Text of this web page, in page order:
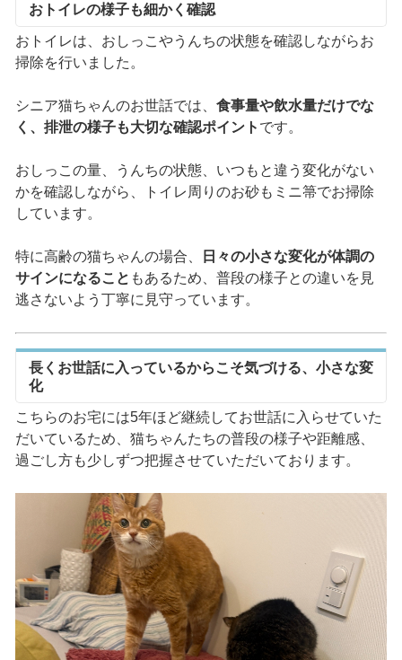
おトイレの様子も細かく確認
おトイレは、おしっこやうんちの状態を確認しながらお
掃除を行いました。
シニア猫ちゃんのお世話では、 食事量や飲水量だけでな
く、排泄の様子も大切な確認ポイント です。
おしっこの量、うんちの状態、いつもと違う変化がない
かを確認しながら、トイレ周りのお砂もミニ箒でお掃除
しています。
特に高齢の猫ちゃんの場合、
日々の小さな変化が体調の
サインになること もあるため、普段の様子との違いを見
逃さないよう丁寧に見守っています。
長くお世話に入っているからこそ気づける、小さな変
化
こちらのお宅には5年ほど継続してお世話に入らせていた
だいているため、猫ちゃんたちの普段の様子や距離感、
過ごし方も少しずつ把握させていただいております。